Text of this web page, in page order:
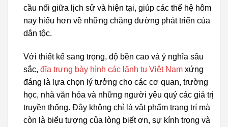
cầu nối giữa lịch sử và hiện tại, giúp các thế hệ hôm
nay hiểu hơn về những chặng đường phát triển của
dân tộc.
Với thiết kế sang trọng, độ bền cao và ý nghĩa sâu
sắc, đĩa trưng bày hình các lãnh tụ Việt Nam xứng
đáng là lựa chọn lý tưởng cho các cơ quan, trường
học, nhà văn hóa và những người yêu quý các giá trị
truyền thống. Đây không chỉ là vật phẩm trang trí mà
còn là biểu tượng của lòng biết ơn, sự kính trọng và